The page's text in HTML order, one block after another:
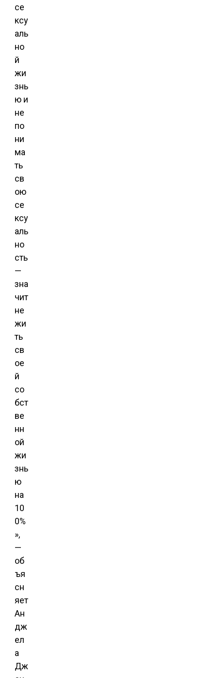
се
ксу
аль
но
й
жи
знь
ю и
не
по
ни
ма
ть
св
ою
се
ксу
аль
но
сть
—
зна
чит
не
жи
ть
св
ое
й
со
бст
ве
нн
ой
жи
знь
ю
на
10
0%
»,
—
об
ъя
сн
яет
Ан
дж
ел
а
Дж